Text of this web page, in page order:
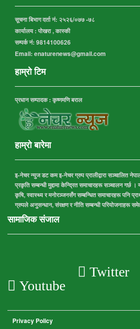
सूचना बिभाग दर्ता नं: २५२६/०७७ -७८
कार्यालय : पोखरा , कास्की
सम्पर्क नं: 9814100626
Email: enaturenews@gmail.com
हाम्रो टिम
प्रधान सम्पादक : कृष्णमणि बराल
हाम्रो बारेमा
इ-नेचर न्युज डट कम इ-नेचर ग्रुप प्रालीद्वारा सञ्चालित
प्रकृति सम्बन्धी मुद्दामा केन्द्रित समाचारहरू सञ्चालन गर्छ
कृषि, स्वास्थ्य र मनोरञ्जनसँग सम्बन्धित समाचारहरू पनि
ग्रुपले अनुसन्धान, संरक्षण र नीति सम्बन्धी परियोजनाहरू
सामाजिक संजाल
Twitter
Youtube
Privacy Policy